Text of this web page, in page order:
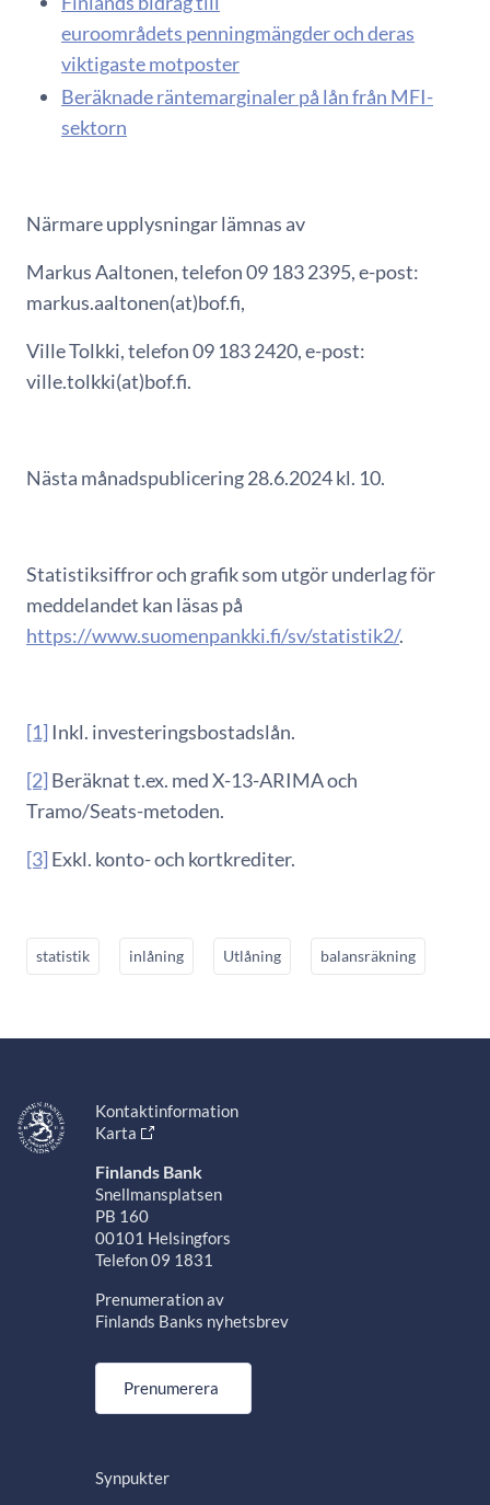
euroområdets penningmängder och deras
viktigaste motposter
Beräknade räntemarginaler på lån från MFI-
sektorn
Närmare upplysningar lämnas av
Markus Aaltonen, telefon 09 183 2395, e-post:
markus.aaltonen(at)bof.fi,
Ville Tolkki, telefon 09 183 2420, e-post:
ville.tolkki(at)bof.fi.
Nästa månadspublicering 28.6.2024 kl. 10.
Statistiksiffror och grafik som utgör underlag för
meddelandet kan läsas på
https://www.suomenpankki.fi/sv/statistik2/.
[1] Inkl. investeringsbostadslån.
[2] Beräknat t.ex. med X-13-ARIMA och
Tramo/Seats-metoden.
[3] Exkl. konto- och kortkrediter.
statistik inlåning Utlåning balansräkning
Kontaktinformation
Karta
Finlands Bank
Snellmansplatsen
PB 160
00101 Helsingfors
Telefon 09 1831
Prenumeration av
Finlands Banks nyhetsbrev
Prenumerera
Synpukter